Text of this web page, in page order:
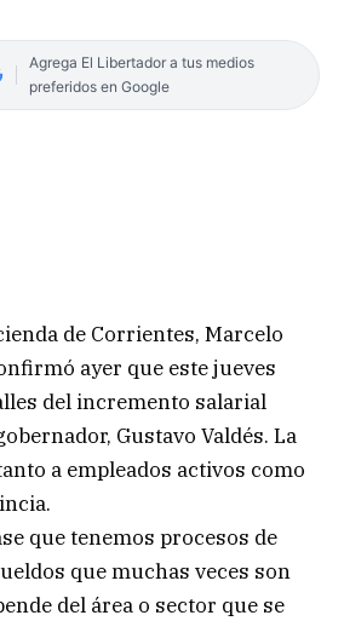
Agrega El Libertador a tus medios
preferidos en Google
de Corrientes, Marcelo
ayer que este jueves
del incremento salarial
Gustavo Valdés. La
a empleados activos como
que tenemos procesos de
que muchas veces son
del área o sector que se